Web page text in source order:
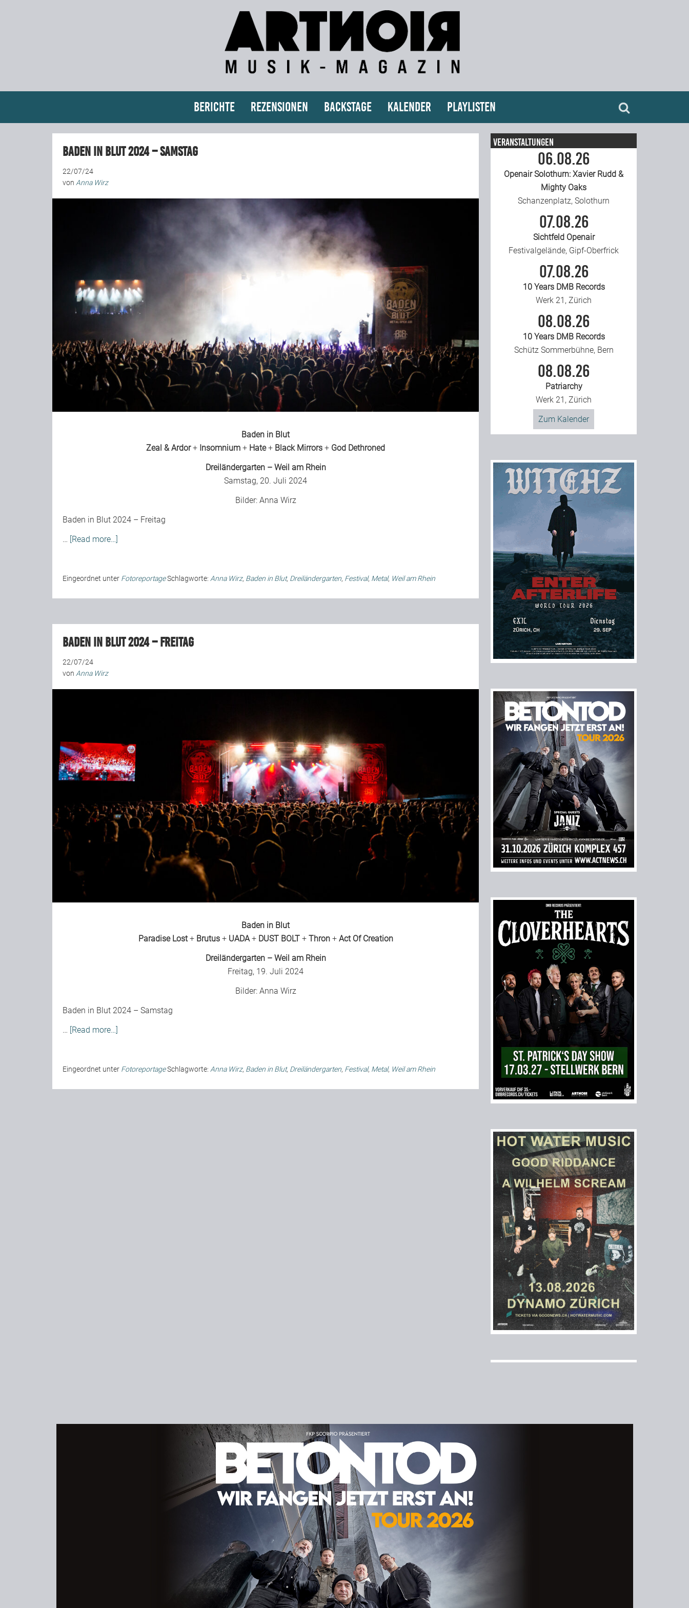
Berichte Rezensionen Backstage Kalender Playlisten
Baden in Blut 2024 – Samstag
22/07/24
von Anna Wirz
Baden in Blut
Zeal & Ardor+ Insomnium + Hate+ Black Mirrors + God Dethroned
Dreiländergarten – Weil am Rhein
Samstag, 20. Juli 2024
Bilder: Anna Wirz
Baden in Blut 2024 – Freitag
… [Read more…]
Eingeordnet unter FotoreportageSchlagworte: Anna Wirz, Baden in Blut, Dreiländergarten, Festival, Metal, Weil am Rhein
Baden in Blut 2024 – Freitag
22/07/24
von Anna Wirz
Baden in Blut
Paradise Lost+ Brutus+ UADA+ DUST BOLT+ Thron+ Act Of Creation
Dreiländergarten – Weil am Rhein
Freitag, 19. Juli 2024
Bilder: Anna Wirz
Baden in Blut 2024 – Samstag
… [Read more…]
Eingeordnet unter FotoreportageSchlagworte: Anna Wirz, Baden in Blut, Dreiländergarten, Festival, Metal, Weil am Rhein
Veranstaltungen
06.08.26
Openair Solothurn: Xavier Rudd &
Mighty Oaks
Schanzenplatz, Solothurn
07.08.26
Sichtfeld Openair
Festivalgelände, Gipf-Oberfrick
07.08.26
10 Years DMB Records
Werk 21, Zürich
08.08.26
10 Years DMB Records
Schütz Sommerbühne, Bern
08.08.26
Patriarchy
Werk 21, Zürich
Zum Kalender